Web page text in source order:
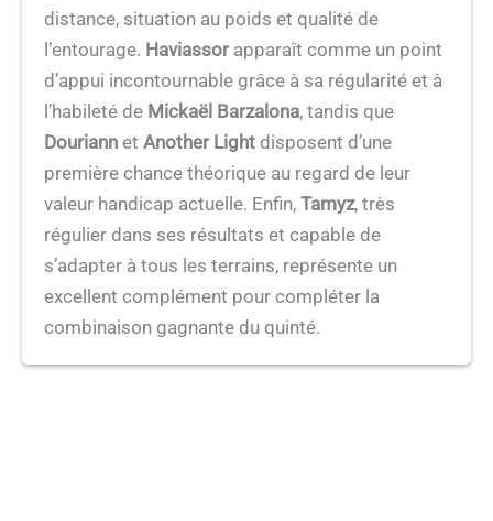
distance, situation au poids et qualité de
l’entourage. Haviassorapparaît comme un point
d’appui incontournable grâce à sa régularité et à
l’habileté de Mickaël Barzalona, tandis que
Douriann et Another Light disposent d’une
première chance théorique au regard de leur
valeur handicap actuelle. Enfin, Tamyz, très
régulier dans ses résultats et capable de
s’adapter à tous les terrains, représente un
excellent complément pour compléter la
combinaison gagnante du quinté.